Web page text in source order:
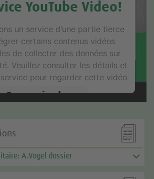
YouTube Video!
un service d'une partie tierce
certains contenus vidéos
de collecter des données sur
Veuillez consulter les détails et
pour regarder cette vidéo.
En savoir plus

A.Vogel dossier